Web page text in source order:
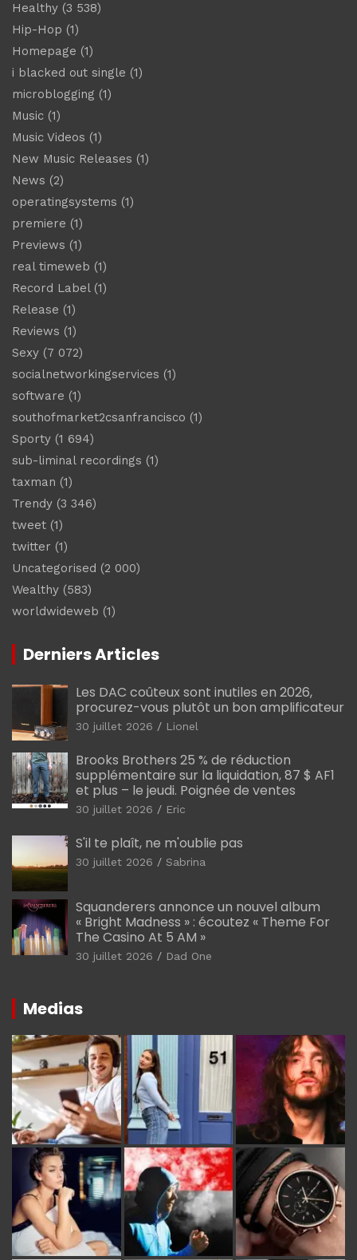
Healthy (3 538)
Hip-Hop (1)
Homepage (1)
i blacked out single (1)
microblogging (1)
Music (1)
Music Videos (1)
New Music Releases (1)
News (2)
operatingsystems (1)
premiere (1)
Previews (1)
real timeweb (1)
Record Label(1)
Release (1)
Reviews (1)
Sexy (7 072)
socialnetworkingservices (1)
software (1)
southofmarket2csanfrancisco (1)
Sporty (1 694)
sub-liminal recordings (1)
taxman (1)
Trendy (3 346)
tweet (1)
twitter (1)
Uncategorised (2 000)
Wealthy (583)
worldwideweb (1)
Derniers Articles
Les DAC coûteux sont inutiles en 2026,
procurez-vous plutôt un bon amplificateur
30 juillet 2026 Lionel
Brooks Brothers 25 % de réduction
supplémentaire sur la liquidation, 87 $ AF1
et plus – le jeudi. Poignée de ventes
30 juillet 2026 Eric
S'il te plaît, ne m'oublie pas
30 juillet 2026 Sabrina
Squanderers annonce un nouvel album
« Bright Madness » : écoutez « Theme For
The Casino At 5 AM »
30 juillet 2026 Dad One
Medias